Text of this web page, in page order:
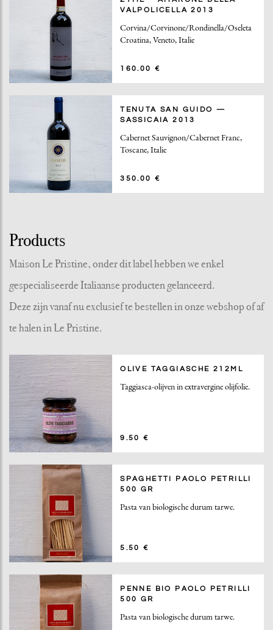
VALPOLICELLA 2013
Corvina/Corvinone/Rondinella/Oseleta
Croatina, Veneto, Italie
160.00 €
TENUTA SAN GUIDO —
SASSICAIA 2013
Cabernet Sauvignon/Cabernet Franc,
Toscane, Italie
350.00 €
Products
Maison Le Pristine, onder dit label hebben we enkel
gespecialiseerde Italiaanse producten gelanceerd.
Deze zijn vanaf nu exclusief te bestellen in onze webshop of af
te halen in Le Pristine.
OLIVE TAGGIASCHE 212ML
Taggiasca-olijven in extravergine olijfolie.
9.50 €
SPAGHETTI PAOLO PETRILLI
500 GR
Pasta van biologische durum tarwe.
5.50 €
PENNE BIO PAOLO PETRILLI
500 GR
Pasta van biologische durum tarwe.